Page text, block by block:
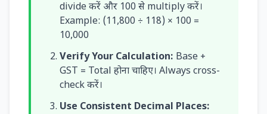
divide करें और 100 से multiply करें।
Example: (11,800 ÷ 118) × 100 =
10,000
Verify Your Calculation: Base +
GST = Total होना चाहिए। Always cross-
check करें।
Use Consistent Decimal Places: